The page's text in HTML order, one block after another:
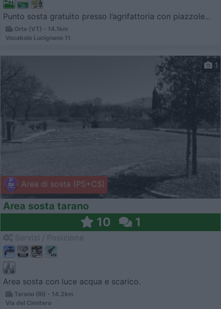
Punto sosta gratuito presso l’agrifattoria con piazzole...
Orte (VT) - 14.1km
Vocabolo Lucignano 11
Area di sosta (PS+CS)
1
Area sosta tarano
10 1
Area sosta con luce acqua e scarico.
Tarano (RI) - 14.2km
Via del Cimitero